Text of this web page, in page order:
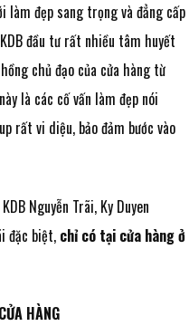
đẹp sang trọng và đẳng cấp
đầu tư rất nhiều tâm huyết
chủ đạo của cửa hàng từ
là các cố vấn làm đẹp nói
rất vi diệu, bảo đảm bước vào
Nguyễn Trãi, Ky Duyen
đặc biệt, chỉ có tại cửa hàng ở
HÀNG